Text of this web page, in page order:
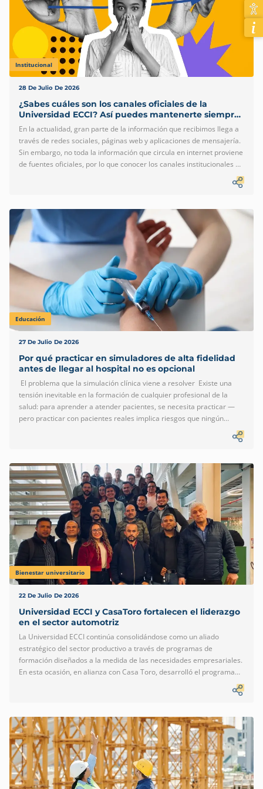
Institucional
28 De Julio De 2026
¿Sabes cuáles son los canales oficiales de la
Universidad ECCI? Así puedes mantenerte siempre
informado
En la actualidad, gran parte de la información que recibimos llega a
través de redes sociales, páginas web y aplicaciones de mensajería.
Sin embargo, no toda la información que circula en internet proviene
de fuentes oficiales, por lo que conocer los canales institucionales es
general encuentren información clara, actualizada y confiable a
través de nuestros canales oficiales de comunicación. ¿Por qué es
importante consultar los canales oficiales? Las fechas de matrícula,
convocatorias, eventos, becas, procesos académicos, actividades […]
Educación
27 De Julio De 2026
Por qué practicar en simuladores de alta fidelidad
antes de llegar al hospital no es opcional
El problema que la simulación clínica viene a resolver Existe una
tensión inevitable en la formación de cualquier profesional de la
salud: para aprender a atender pacientes, se necesita practicar —
pero practicar con pacientes reales implica riesgos que ningún
adversos relacionados con la atención médica insegura son una de
mayoría ocurren en entornos de alta complejidad donde la presión
sobre el equipo de salud es máxima. La simulación clínica surge
como respuesta directa a esa tensión. Permite […]
Bienestar universitario
22 De Julio De 2026
Universidad ECCI y CasaToro fortalecen el liderazgo
en el sector automotriz
La Universidad ECCI continúa consolidándose como un aliado
estratégico del sector productivo a través de programas de
formación diseñados a la medida de las necesidades empresariales.
En esta ocasión, en alianza con Casa Toro, desarrolló el programa
fortalecimiento de las competencias gerenciales y operativas de los
intensidad de 66 horas, el programa permitió a los participantes
fortalecer sus conocimientos y estandarizar procesos bajo
lineamientos globales, obteniendo además una doble certificación
que respalda su formación. Esta iniciativa refleja el compromiso […]